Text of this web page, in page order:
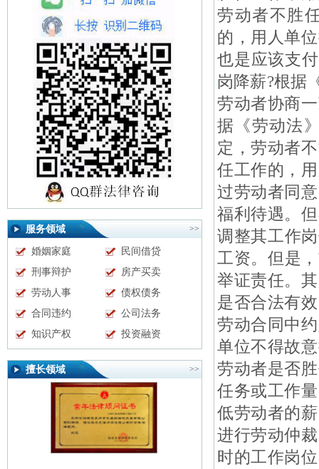
服务领域 >>
婚姻家庭
民间借贷
刑事辩护
房产买卖
劳动人事
债权债务
合同违约
公司法务
知识产权
投资融资
擅长领域 >>
劳动者不胜
的，用人单
也是应该支
岗降薪?根据
劳动者协商
据《劳动法
定，劳动者
任工作的，
过劳动者同
福利待遇。
调整其工作
工资。但是
举证责任。
是否合法有
劳动合同中
单位不得故
劳动者是否
任务或工作
低劳动者的
进行劳动仲
时的工作岗